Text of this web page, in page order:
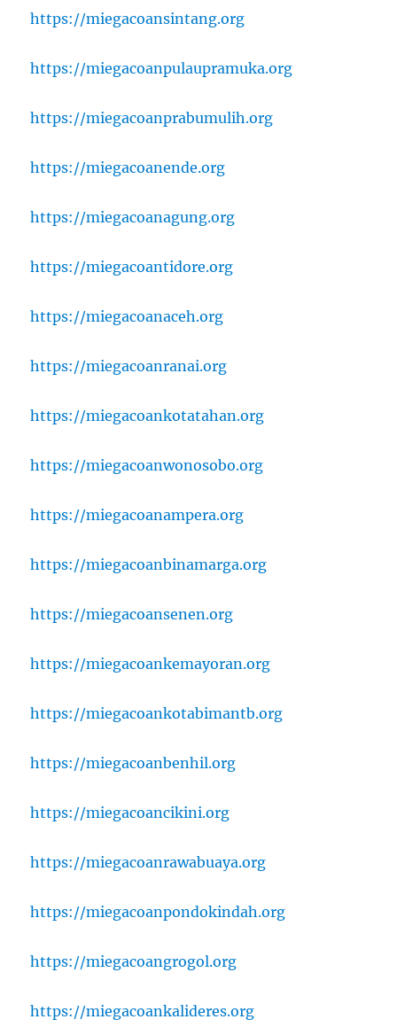
https://miegacoansintang.org
https://miegacoanpulaupramuka.org
https://miegacoanprabumulih.org
https://miegacoanende.org
https://miegacoanagung.org
https://miegacoantidore.org
https://miegacoanaceh.org
https://miegacoanranai.org
https://miegacoankotatahan.org
https://miegacoanwonosobo.org
https://miegacoanampera.org
https://miegacoanbinamarga.org
https://miegacoansenen.org
https://miegacoankemayoran.org
https://miegacoankotabimantb.org
https://miegacoanbenhil.org
https://miegacoancikini.org
https://miegacoanrawabuaya.org
https://miegacoanpondokindah.org
https://miegacoangrogol.org
https://miegacoankalideres.org